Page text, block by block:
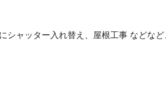
シャッター入れ替え、屋根工事 などな